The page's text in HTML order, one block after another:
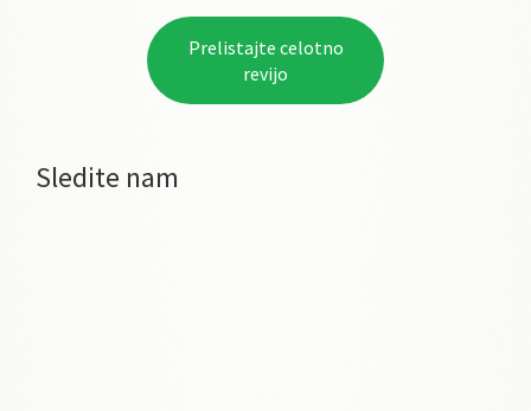
Prelistajte celotno
revijo
Sledite nam